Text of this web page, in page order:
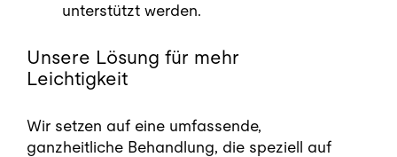
unterstützt werden.
Unsere Lösung für mehr
Leichtigkeit
Wir setzen auf eine umfassende,
ganzheitliche Behandlung, die speziell auf